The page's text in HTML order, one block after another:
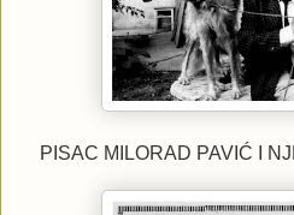
PISAC MILORAD PAVIĆ I